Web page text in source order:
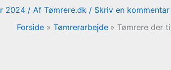
2024 / Af Tømrere.dk / Skriv en kommentar
Forside
Tømrerarbejde Tømrere der